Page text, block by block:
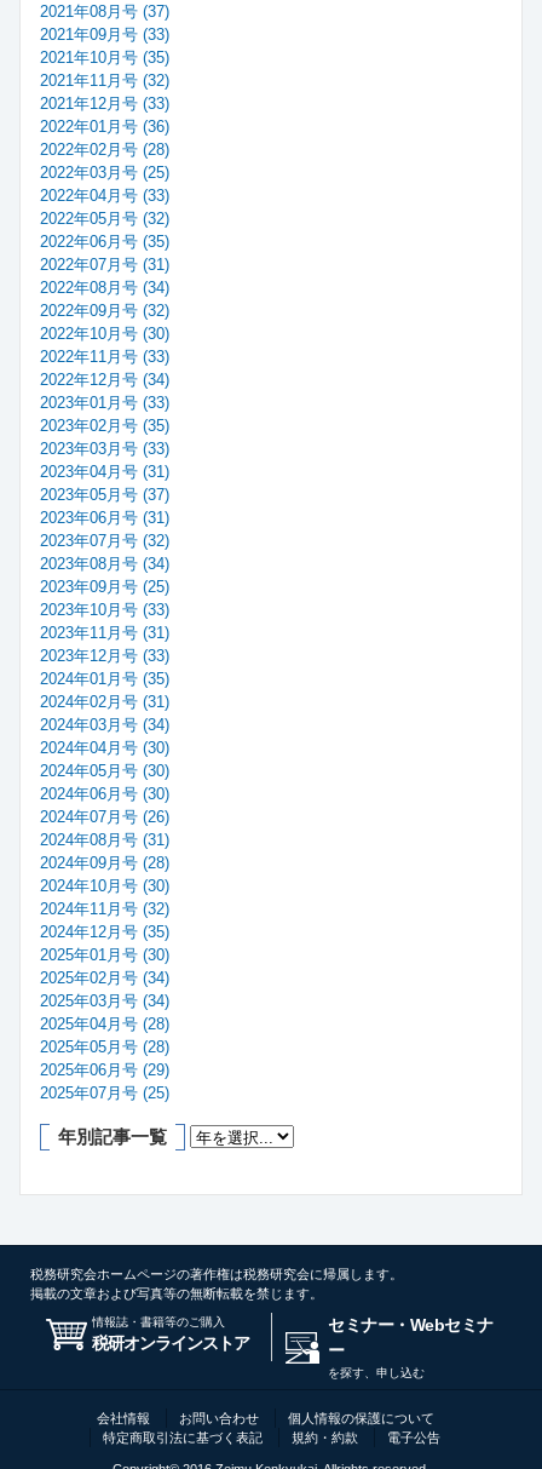
2021年08月号 (37)
2021年09月号 (33)
2021年10月号 (35)
2021年11月号 (32)
2021年12月号 (33)
2022年01月号 (36)
2022年02月号 (28)
2022年03月号 (25)
2022年04月号 (33)
2022年05月号 (32)
2022年06月号 (35)
2022年07月号 (31)
2022年08月号 (34)
2022年09月号 (32)
2022年10月号 (30)
2022年11月号 (33)
2022年12月号 (34)
2023年01月号 (33)
2023年02月号 (35)
2023年03月号 (33)
2023年04月号 (31)
2023年05月号 (37)
2023年06月号 (31)
2023年07月号 (32)
2023年08月号 (34)
2023年09月号 (25)
2023年10月号 (33)
2023年11月号 (31)
2023年12月号 (33)
2024年01月号 (35)
2024年02月号 (31)
2024年03月号 (34)
2024年04月号 (30)
2024年05月号 (30)
2024年06月号 (30)
2024年07月号 (26)
2024年08月号 (31)
2024年09月号 (28)
2024年10月号 (30)
2024年11月号 (32)
2024年12月号 (35)
2025年01月号 (30)
2025年02月号 (34)
2025年03月号 (34)
2025年04月号 (28)
2025年05月号 (28)
2025年06月号 (29)
2025年07月号 (25)
年別記事一覧
税務研究会ホームページの著作権は税務研究会に帰属します。
掲載の文章および写真等の無断転載を禁じます。
情報誌・書籍等のご購入
税研オンラインストア
セミナー・Webセミナ
ー
を探す、申し込む
会社情報 お問い合わせ
個人情報の保護について
特定商取引法に基づく表記
規約・約款 電子公告